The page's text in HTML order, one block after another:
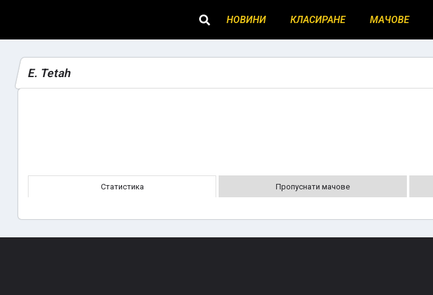
НОВИНИ КЛАСИРАНЕ МАЧОВЕ
E. Tetah
Статистика Пропуснати мачове